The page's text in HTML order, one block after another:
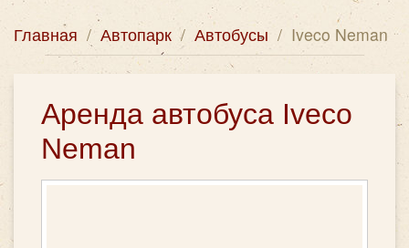
Главная / Автопарк / Автобусы / Iveco Neman
Аренда автобуса Iveco
Neman